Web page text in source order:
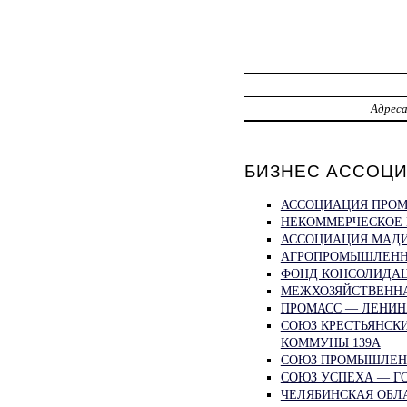
Адреса
БИЗНЕС
АССОЦИАЦИЯ
НЕКОММЕРЧЕСКОЕ
АССОЦИАЦИЯ
ФОНД
ПРОМАСС —
СОЮЗ
КОММУНЫ 139А
СОЮЗ
СОЮЗ УСПЕХА —
ЧЕЛЯБИНСКАЯ